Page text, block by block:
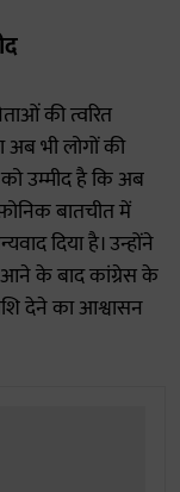
की त्वरित
अब भी लोगों की
उम्मीद है कि अब
बातचीत में
दिया है। उन्होंने
के बाद कांग्रेस के
देने का आश्वासन